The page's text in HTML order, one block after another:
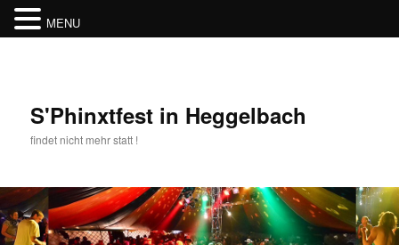
S'Phinxtfest in Heggelbach
findet nicht mehr statt !
MENU